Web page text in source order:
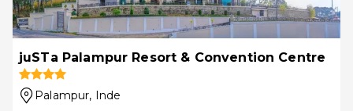
juSTa Palampur Resort & Convention Centre
Palampur, Inde